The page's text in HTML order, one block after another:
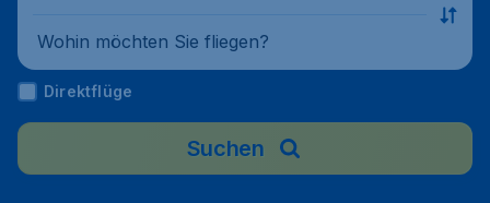
Wohin möchten Sie fliegen?
Direktflüge
Suchen